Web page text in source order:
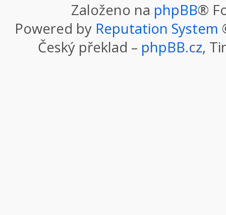
Založeno na phpBB®
Powered by Reputation System
Český překlad – phpBB.cz,